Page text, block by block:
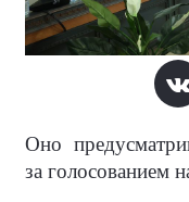
Оно
за голосованием